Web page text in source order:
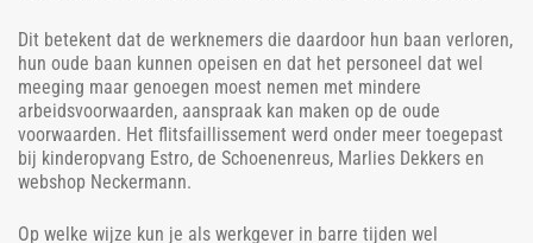
Dit betekent dat de werknemers die daardoor hun baan verloren,
hun oude baan kunnen opeisen en dat het personeel dat wel
meeging maar genoegen moest nemen met mindere
arbeidsvoorwaarden, aanspraak kan maken op de oude
voorwaarden. Het flitsfaillissement werd onder meer toegepast
bij kinderopvang Estro, de Schoenenreus, Marlies Dekkers en
webshop Neckermann.
Op welke wijze kun je als werkgever in barre tijden wel